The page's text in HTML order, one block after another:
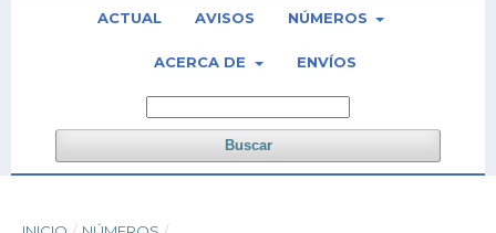
ACTUAL AVISOS NÚMEROS
ACERCA DE ENVÍOS
Buscar